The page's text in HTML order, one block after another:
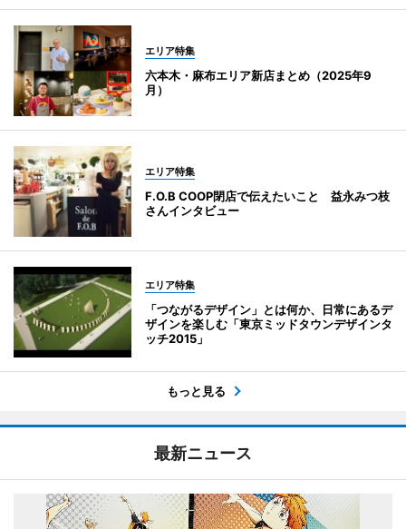
エリア特集
六本木・麻布エリア新店まとめ（2025年9
月）
エリア特集
F.O.B COOP閉店で伝えたいこと 益永みつ枝
さんインタビュー
エリア特集
「つながるデザイン」とは何か、日常にあるデ
ザインを楽しむ「東京ミッドタウンデザインタ
ッチ2015」
もっと見る
最新ニュース